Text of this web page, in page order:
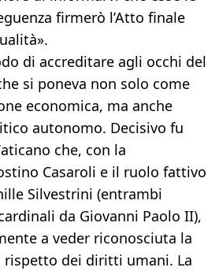
firmerò l’Atto finale
di accreditare agli occhi del
si poneva non solo come
economica, ma anche
autonomo. Decisivo fu
che, con la
Casaroli e il ruolo fattivo
Silvestrini (entrambi
da Giovanni Paolo II),
a veder riconosciuta la
dei diritti umani. La